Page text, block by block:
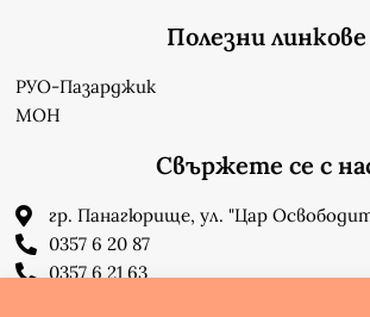
Полезни линкове
РУО-Пазарджик
МОН
Свържете се с
гр. Панагюрище, ул. "Цар
0357 6 20 87
0357 6 21 63